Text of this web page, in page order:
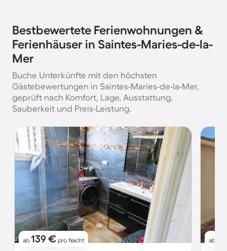
Bestbewertete Ferienwohnungen &
Ferienhäuser in Saintes-Maries-de-la-
Mer
Buche Unterkünfte mit den höchsten
Gästebewertungen in Saintes-Maries-de-la-Mer,
geprüft nach Komfort, Lage, Ausstattung,
Sauberkeit und Preis-Leistung.
ab 139 € pro Nacht ab